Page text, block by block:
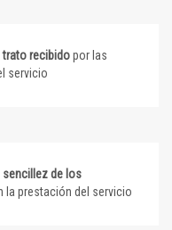
trato recibidopor las
servicio
sencillez de los
la prestación del servicio